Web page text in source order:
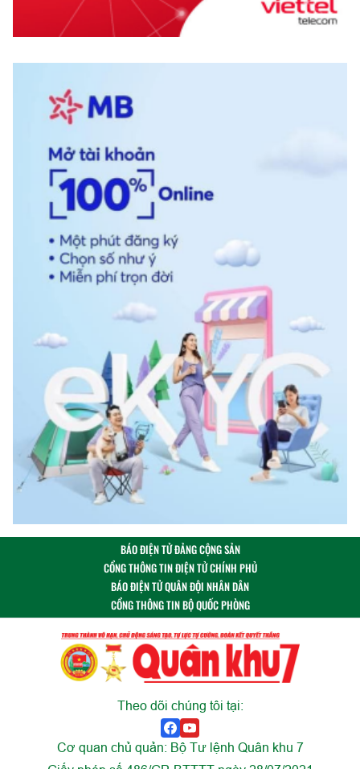
BÁO ĐIỆN TỬ ĐẢNG CỘNG SẢN
CỔNG THÔNG TIN ĐIỆN TỬ CHÍNH PHỦ
BÁO ĐIỆN TỬ QUÂN ĐỘI NHÂN DÂN
CỔNG THÔNG TIN BỘ QUỐC PHÒNG
Theo dõi chúng tôi tại:
Cơ quan chủ quản: Bộ Tư lệnh Quân khu 7